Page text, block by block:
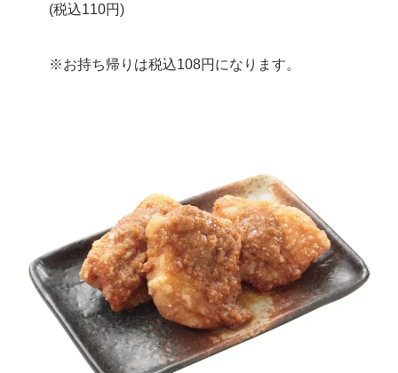
(税込110円)
※お持ち帰りは税込108円になります。